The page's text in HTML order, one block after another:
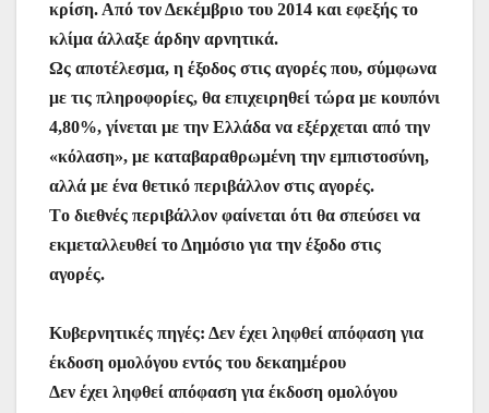
κρίση. Από τον Δεκέμβριο του 2014 και εφεξής το
κλίμα άλλαξε άρδην αρνητικά.
Ως αποτέλεσμα, η έξοδος στις αγορές που, σύμφωνα
με τις πληροφορίες, θα επιχειρηθεί τώρα με κουπόνι
4,80%, γίνεται με την Ελλάδα να εξέρχεται από την
«κόλαση», με καταβαραθρωμένη την εμπιστοσύνη,
αλλά με ένα θετικό περιβάλλον στις αγορές.
Tο διεθνές περιβάλλον φαίνεται ότι θα σπεύσει να
εκμεταλλευθεί το Δημόσιο για την έξοδο στις
αγορές.
Κυβερνητικές πηγές: Δεν έχει ληφθεί απόφαση για
έκδοση ομολόγου εντός του δεκαημέρου
Δεν έχει ληφθεί απόφαση για έκδοση ομολόγου